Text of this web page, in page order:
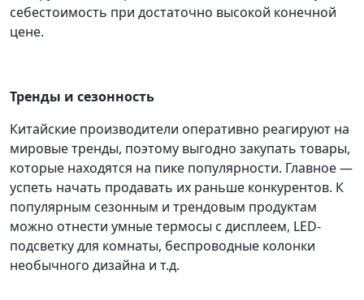
себестоимость при достаточно высокой конечной
цене.
Тренды и сезонность
Китайские производители оперативно реагируют на
мировые тренды, поэтому выгодно закупать товары,
которые находятся на пике популярности. Главное —
успеть начать продавать их раньше конкурентов. К
популярным сезонным и трендовым продуктам
можно отнести умные термосы с дисплеем, LED-
подсветку для комнаты, беспроводные колонки
необычного дизайна и т.д.